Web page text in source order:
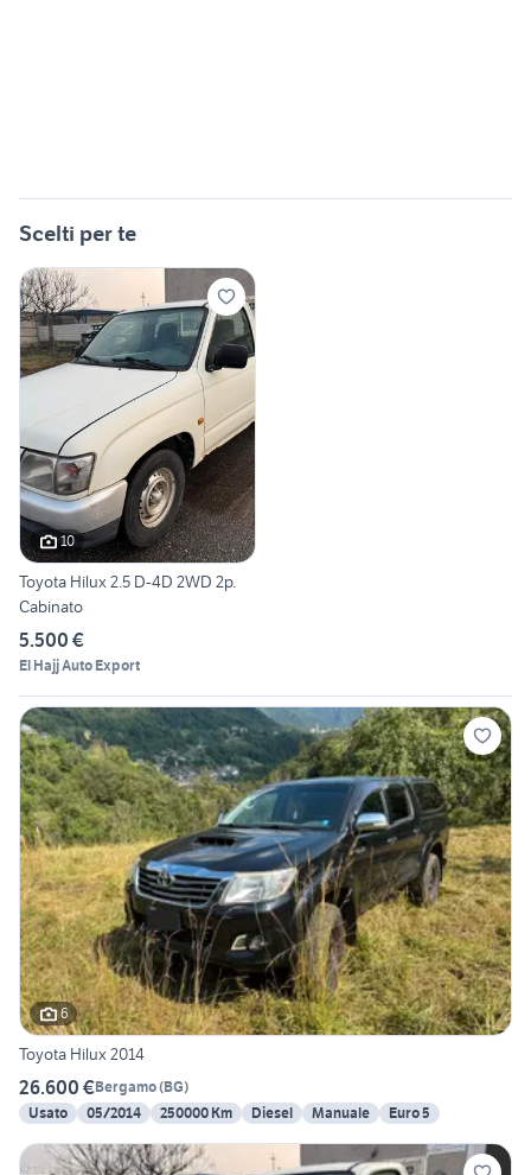
Scelti per te
10
Toyota Hilux 2.5 D-4D 2WD 2p.
Cabinato
5.500 €
El Hajj Auto Export
6
Toyota Hilux 2014
26.600 €Bergamo(BG)
Usato
05/2014 250000 Km Diesel Manuale Euro 5